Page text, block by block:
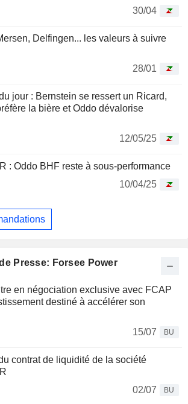
30/04
Delfingen... les valeurs à suivre
28/01
jour : Bernstein se ressert un Ricard,
la bière et Oddo dévalorise
12/05/25
: Oddo BHF reste à sous-performance
10/04/25
Presse: Forsee Power
en négociation exclusive avec FCAP
destiné à accélérer son
15/07
BU
contrat de liquidité de la société
02/07
BU